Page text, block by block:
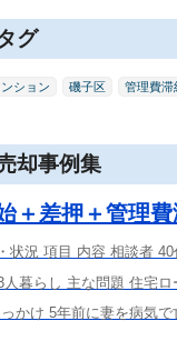
グ
ション 磯子区 管理費滞
却事例集
＋差押＋管理
状況 項目 内容 相談者
暮らし 主な問題 住宅
かけ 5年前に妻を病気